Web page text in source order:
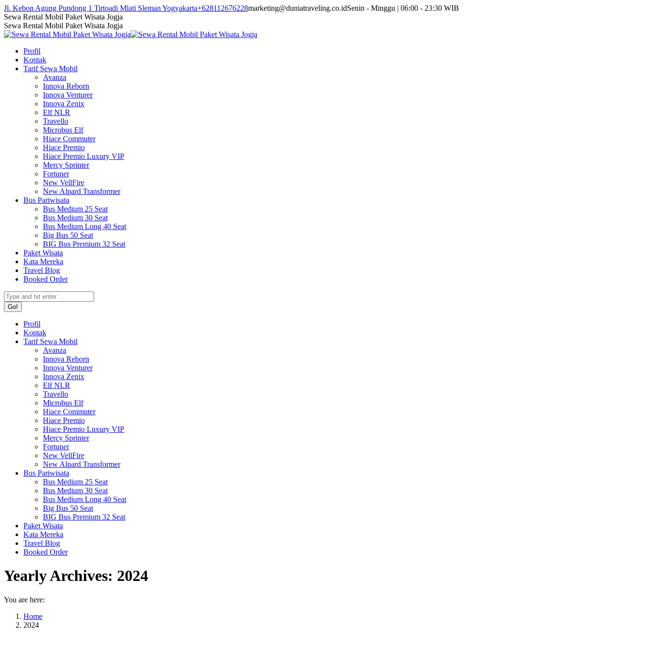
Skip
to
content
Jl. Kebon Agung Pundong 1 Tirtoadi Mlati Sleman Yogyakarta+628112676228marketing@duniatraveling.co.idSenin - Minggu | 06:00 - 23:30 WIB
Facebook
page
opens
new
window
Twitter
page
opens
new
window
Instagram
page
opens
new
window
YouTube
page
opens
new
window
Sewa Rental Mobil Paket Wisata Jogja
Sewa Rental Mobil Paket Wisata Jogja
Profil
Kontak
Tarif Sewa Mobil
Avanza
Innova Reborn
Innova Venturer
Innova Zenix
Elf NLR
Travello
Microbus Elf
Hiace Commuter
Hiace Premio
Hiace Premio Luxury VIP
Mercy Sprinter
Fortuner
New VellFire
New Alpard Transformer
Bus Pariwisata
Bus Medium 25 Seat
Bus Medium 30 Seat
Bus Medium Long 40 Seat
Big Bus 50 Seat
BIG Bus Premium 32 Seat
Paket Wisata
Kata Mereka
Travel Blog
Booked Order
Search:
Profil
Kontak
Tarif Sewa Mobil
Avanza
Innova Reborn
Innova Venturer
Innova Zenix
Elf NLR
Travello
Microbus Elf
Hiace Commuter
Hiace Premio
Hiace Premio Luxury VIP
Mercy Sprinter
Fortuner
New VellFire
New Alpard Transformer
Bus Pariwisata
Bus Medium 25 Seat
Bus Medium 30 Seat
Bus Medium Long 40 Seat
Big Bus 50 Seat
BIG Bus Premium 32 Seat
Paket Wisata
Kata Mereka
Travel Blog
Booked Order
Yearly Archives: 2024
You are here:
Home
2024